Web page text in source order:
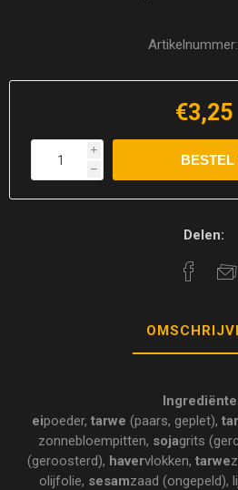
€3,25
i
h
Delen:
eipoeder, tarwe (paars, geplet),
zonnebloempitten, sojagrits
(geroosterd), havervlokken, tarwe
olijfolie, sesamzaad (ongepeld),